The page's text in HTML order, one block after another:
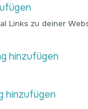
Links zu deiner
hinzufügen
hinzufügen